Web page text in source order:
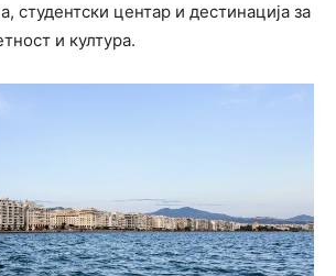
студентски центар и дестинација за
и култура.